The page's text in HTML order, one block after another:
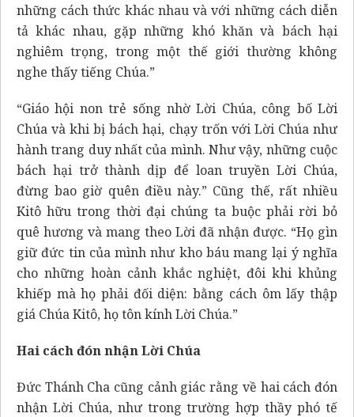
những cách thức khác nhau và với những cách diễn
tả khác nhau, gặp những khó khăn và bách hại
nghiêm trọng, trong một thế giới thường không
nghe thấy tiếng Chúa.”
“Giáo hội non trẻ sống nhờ Lời Chúa, công bố Lời
Chúa và khi bị bách hại, chạy trốn với Lời Chúa như
hành trang duy nhất của mình. Như vậy, những cuộc
bách hại trở thành dịp để loan truyền Lời Chúa,
đừng bao giờ quên điều này.” Cũng thế, rất nhiều
Kitô hữu trong thời đại chúng ta buộc phải rời bỏ
quê hương và mang theo Lời đã nhận được. “Họ gìn
giữ đức tin của mình như kho báu mang lại ý nghĩa
cho những hoàn cảnh khắc nghiệt, đôi khi khủng
khiếp mà họ phải đối diện: bằng cách ôm lấy thập
giá Chúa Kitô, họ tôn kính Lời Chúa.”
Hai cách đón nhận Lời Chúa
Đức Thánh Cha cũng cảnh giác rằng về hai cách đón
nhận Lời Chúa, như trong trường hợp thầy phó tế